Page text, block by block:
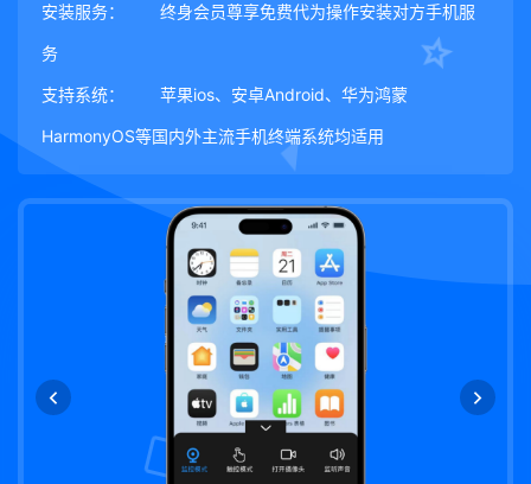
安装服务： 终身会员尊享免费代为操作安装对方手机服
务
支持系统： 苹果ios、安卓Android、华为鸿蒙
HarmonyOS等国内外主流手机终端系统均适用